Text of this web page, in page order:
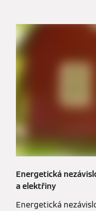
Energetická
a elektřiny
Energetická